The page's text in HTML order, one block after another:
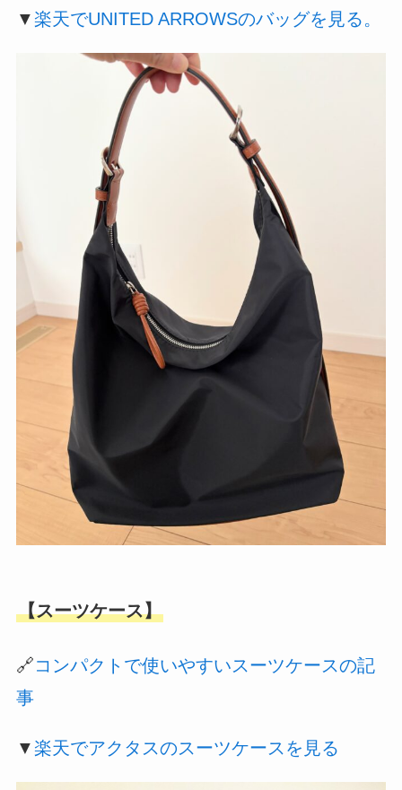
▼楽天でUNITED ARROWSのバッグを見る。
【スーツケース】
🔗コンパクトで使いやすいスーツケースの記
事
▼楽天でアクタスのスーツケースを見る